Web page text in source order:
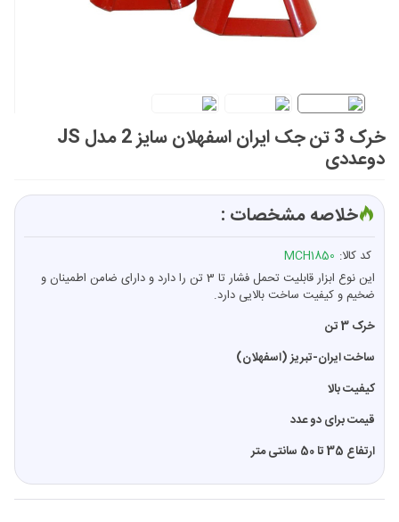
خرک 3 تن جک ایران اسفهلان سایز 2 مدل JS
دوعددی
خلاصه مشخصات :
کد کالا: MCH1850
این نوع ابزار قابلیت تحمل فشار تا 3 تن را دارد و دارای ضامن اطمینان و
ضخیم و کیفیت ساخت بالایی دارد.
خرک 3 تن
ساخت ایران-تبریز (اسفهلان)
کیفیت بالا
قیمت برای دو عدد
ارتفاع 35 تا 50 سانتی متر